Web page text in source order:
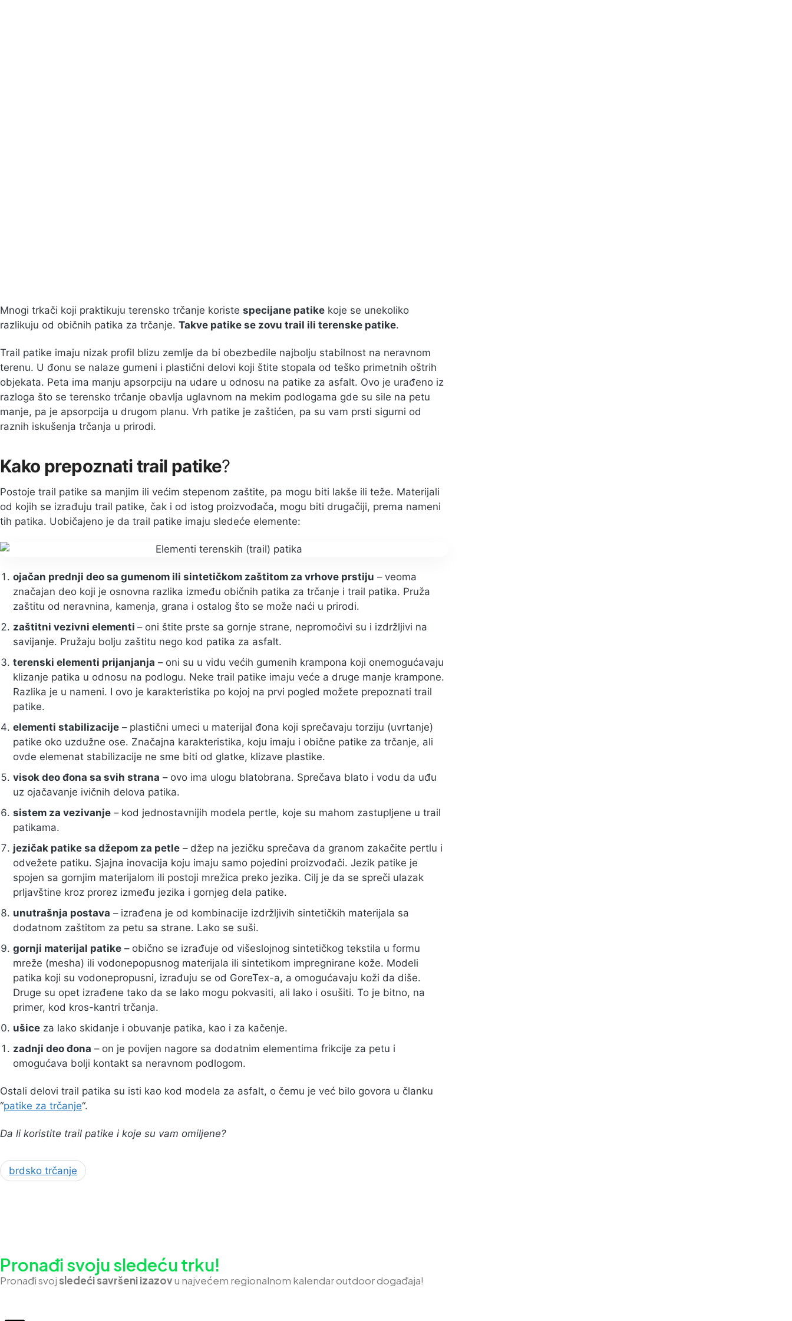
Mnogi trkači koji praktikuju terensko trčanje koriste specijane patike koje se unekoliko
razlikuju od običnih patika za trčanje. Takve patike se zovu trail ili terenske patike.
Trail patike imaju nizak profil blizu zemlje da bi obezbedile najbolju stabilnost na neravnom
terenu. U đonu se nalaze gumeni i plastični delovi koji štite stopala od teško primetnih oštrih
objekata. Peta ima manju apsorpciju na udare u odnosu na patike za asfalt. Ovo je urađeno iz
razloga što se terensko trčanje obavlja uglavnom na mekim podlogama gde su sile na petu
manje, pa je apsorpcija u drugom planu. Vrh patike je zaštićen, pa su vam prsti sigurni od
raznih iskušenja trčanja u prirodi.
Kako prepoznati trail patike?
Postoje trail patike sa manjim ili većim stepenom zaštite, pa mogu biti lakše ili teže. Materijali
od kojih se izrađuju trail patike, čak i od istog proizvođača, mogu biti drugačiji, prema nameni
tih patika. Uobičajeno je da trail patike imaju sledeće elemente:
ojačan prednji deo sa gumenom ili sintetičkom zaštitom za vrhove prstiju – veoma
značajan deo koji je osnovna razlika između običnih patika za trčanje i trail patika. Pruža
zaštitu od neravnina, kamenja, grana i ostalog što se može naći u prirodi.
zaštitni vezivni elementi – oni štite prste sa gornje strane, nepromočivi su i izdržljivi na
savijanje. Pružaju bolju zaštitu nego kod patika za asfalt.
terenski elementi prijanjanja – oni su u vidu većih gumenih krampona koji onemogućavaju
klizanje patika u odnosu na podlogu. Neke trail patike imaju veće a druge manje krampone.
Razlika je u nameni. I ovo je karakteristika po kojoj na prvi pogled možete prepoznati trail
patike.
elementi stabilizacije – plastični umeci u materijal đona koji sprečavaju torziju (uvrtanje)
patike oko uzdužne ose. Značajna karakteristika, koju imaju i obične patike za trčanje, ali
ovde elemenat stabilizacije ne sme biti od glatke, klizave plastike.
visok deo đona sa svih strana – ovo ima ulogu blatobrana. Sprečava blato i vodu da uđu
uz ojačavanje ivičnih delova patika.
sistem za vezivanje – kod jednostavnijih modela pertle, koje su mahom zastupljene u trail
patikama.
jezičak patike sa džepom za petle – džep na jezičku sprečava da granom zakačite pertlu i
odvežete patiku. Sjajna inovacija koju imaju samo pojedini proizvođači. Jezik patike je
spojen sa gornjim materijalom ili postoji mrežica preko jezika. Cilj je da se spreči ulazak
prljavštine kroz prorez između jezika i gornjeg dela patike.
unutrašnja postava – izrađena je od kombinacije izdržljivih sintetičkih materijala sa
dodatnom zaštitom za petu sa strane. Lako se suši.
gornji materijal patike – obično se izrađuje od višeslojnog sintetičkog tekstila u formu
mreže (mesha) ili vodonepopusnog materijala ili sintetikom impregnirane kože. Modeli
patika koji su vodonepropusni, izrađuju se od GoreTex-a, a omogućavaju koži da diše.
Druge su opet izrađene tako da se lako mogu pokvasiti, ali lako i osušiti. To je bitno, na
primer, kod kros-kantri trčanja.
ušice za lako skidanje i obuvanje patika, kao i za kačenje.
zadnji deo đona – on je povijen nagore sa dodatnim elementima frikcije za petu i
omogućava bolji kontakt sa neravnom podlogom.
Ostali delovi trail patika su isti kao kod modela za asfalt, o čemu je već bilo govora u članku
“patike za trčanje“.
Da li koristite trail patike i koje su vam omiljene?
brdsko trčanje
Pronađi svoju sledeću trku!
Pronađi svojsledeći savršeni izazovu najvećem regionalnom kalendar outdoor događaja!